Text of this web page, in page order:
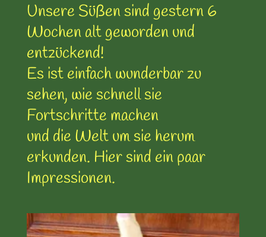
Unsere Süßen sind gestern 6
Wochen alt geworden und
entzückend!
Es ist einfach wunderbar zu
sehen, wie schnell sie
Fortschritte machen
und die Welt um sie herum
erkunden. Hier sind ein paar
Impressionen.